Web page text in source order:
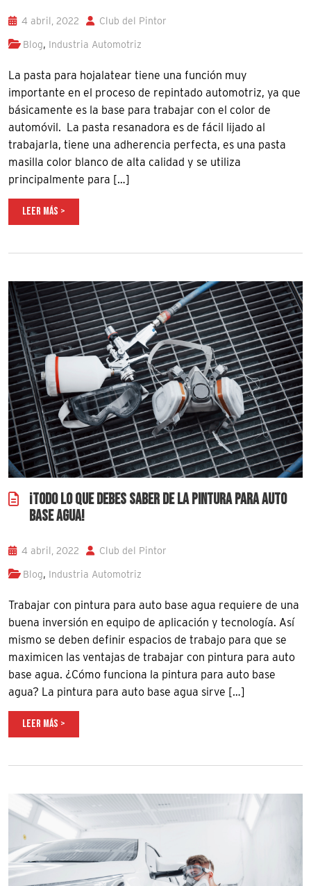
4 abril, 2022 Club del Pintor
Blog, Industria Automotriz
La pasta para hojalatear tiene una función muy
importante en el proceso de repintado automotriz, ya que
básicamente es la base para trabajar con el color de
automóvil. La pasta resanadora es de fácil lijado al
trabajarla, tiene una adherencia perfecta, es una pasta
masilla color blanco de alta calidad y se utiliza
principalmente para […]
LEER MÁS >
¡TODO LO QUE DEBES SABER DE LA PINTURA PARA AUTO
BASE AGUA!
4 abril, 2022 Club del Pintor
Blog, Industria Automotriz
Trabajar con pintura para auto base agua requiere de una
buena inversión en equipo de aplicación y tecnología. Así
mismo se deben definir espacios de trabajo para que se
maximicen las ventajas de trabajar con pintura para auto
base agua. ¿Cómo funciona la pintura para auto base
agua? La pintura para auto base agua sirve […]
LEER MÁS >